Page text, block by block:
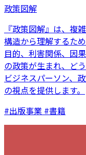
政策図解
『政策図解』は、複
構造から理解するた
目的、利害関係、因
の政策が生まれ、ど
ビジネスパーソン、
の視点を提供します。
#出版事業 #書籍